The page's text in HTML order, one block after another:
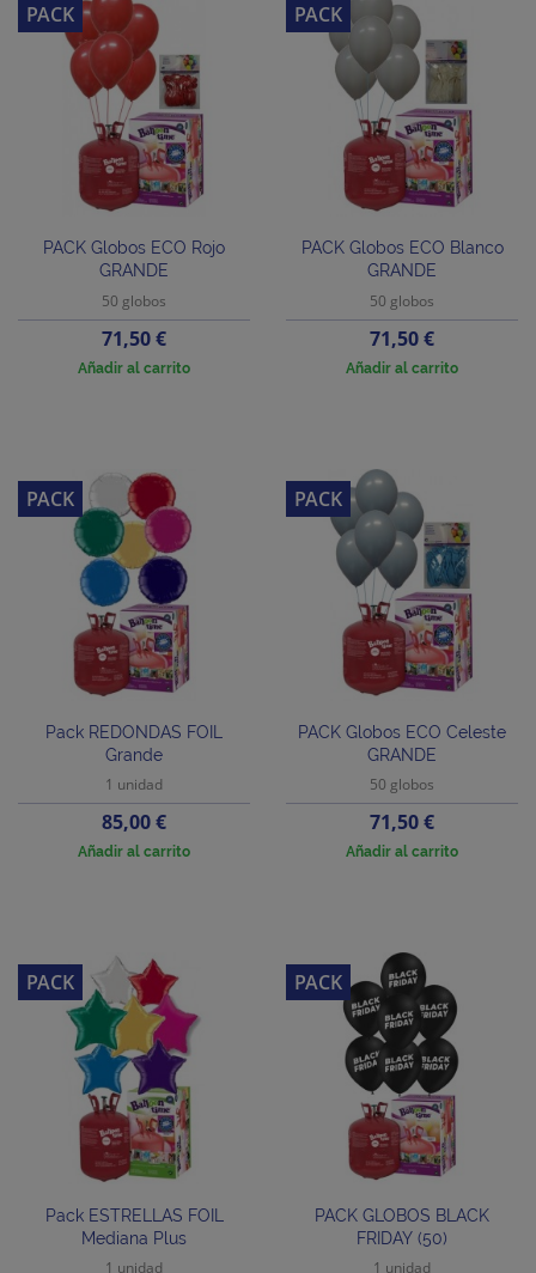
PACK Globos ECO Rojo
GRANDE
50 globos
Precio
71,50 €
Añadir al carrito
PACK
PACK Globos ECO Blanco
GRANDE
50 globos
Precio
71,50 €
Añadir al carrito
PACK
Pack REDONDAS FOIL
Grande
1 unidad
Precio
85,00 €
Añadir al carrito
PACK
PACK Globos ECO Celeste
GRANDE
50 globos
Precio
71,50 €
Añadir al carrito
PACK
Pack ESTRELLAS FOIL
Mediana Plus
1 unidad
PACK
PACK GLOBOS BLACK
FRIDAY (50)
1 unidad
PACK